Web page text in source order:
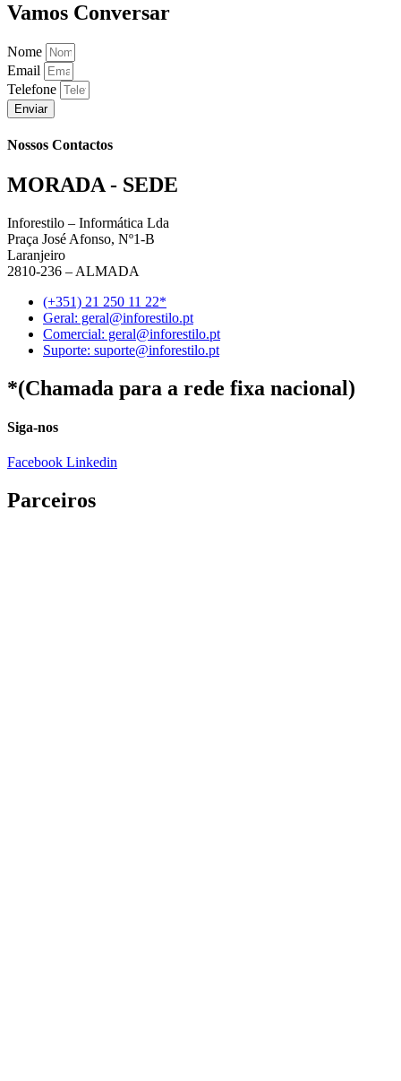
Vamos Conversar
Nome
Email
Telefone
Enviar
Nossos Contactos
MORADA - SEDE
Inforestilo – Informática Lda
Praça José Afonso, Nº1-B
Laranjeiro
2810-236 – ALMADA
(+351) 21 250 11 22*
Geral: geral@inforestilo.pt
Comercial: geral@inforestilo.pt
Suporte: suporte@inforestilo.pt
*(Chamada para a rede fixa nacional)
Siga-nos
Facebook Linkedin
Parceiros